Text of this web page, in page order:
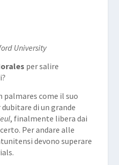
University
per salire
palmares come il suo
di un grande
, finalmente libera dai
Per andare alle
devono superare